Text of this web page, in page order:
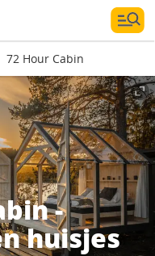
72 Hour Cabin
-
huisjes